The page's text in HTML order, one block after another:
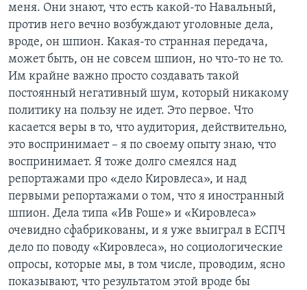
меня. Они знают, что есть какой-то Навальный,
против него вечно возбуждают уголовные дела,
вроде, он шпион. Какая-то странная передача,
может быть, он не совсем шпион, но что-то не то.
Им крайне важно просто создавать такой
постоянный негативный шум, который никакому
политику на пользу не идет. Это первое. Что
касается веры в то, что аудитория, действительно,
это воспринимает – я по своему опыту знаю, что
воспринимает. Я тоже долго смеялся над
репортажами про «дело Кировлеса», и над
первыми репортажами о том, что я иностранный
шпион. Дела типа «Ив Роше» и «Кировлеса»
очевидно сфабрикованы, и я уже выиграл в ЕСПЧ
дело по поводу «Кировлеса», но социологические
опросы, которые мы, в том числе, проводим, ясно
показывают, что результатом этой вроде бы